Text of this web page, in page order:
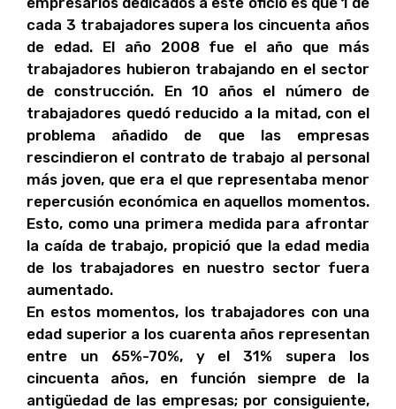
cada 3 trabajadores supera los cincuenta años
de edad. El año 2008 fue el año que más
trabajadores hubieron trabajando en el sector
de construcción. En 10 años el número de
trabajadores quedó reducido a la mitad, con el
problema añadido de que las empresas
rescindieron el contrato de trabajo al personal
más joven, que era el que representaba menor
repercusión económica en aquellos momentos.
Esto, como una primera medida para afrontar
la caída de trabajo, propició que la edad media
de los trabajadores en nuestro sector fuera
aumentado.
En estos momentos, los trabajadores con una
edad superior a los cuarenta años representan
entre un 65%-70%, y el 31% supera los
cincuenta años, en función siempre de la
antigüedad de las empresas; por consiguiente,